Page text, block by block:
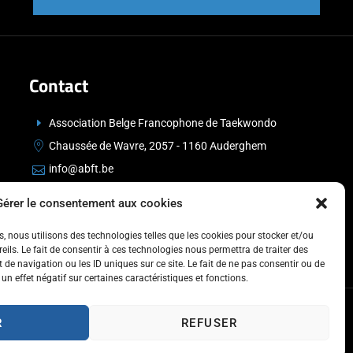
le consentement aux cookies
nous utilisons des technologies telles que les cookies pour stocker et/ou
Le fait de consentir à ces technologies nous permettra de traiter des
navigation ou les ID uniques sur ce site. Le fait de ne pas consentir ou de
effet négatif sur certaines caractéristiques et fonctions.
REFUSER
Contact
Association Belge Francophone de Taekwondo
Chaussée de Wavre, 2057 - 1160 Auderghem
info@abft.be